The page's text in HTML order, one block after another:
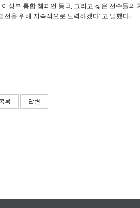
성부 통합 챔피언 등극, 그리고 젊은 선수들
전을 위해 지속적으로 노력하겠다”고 말했다.
록 답변